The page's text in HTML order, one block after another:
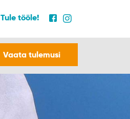
Tule tööle!